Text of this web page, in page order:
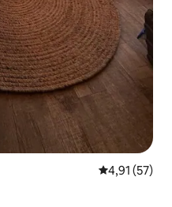
4,91 de uma
4,91 (57)